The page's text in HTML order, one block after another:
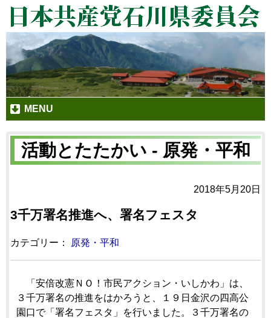
MENU
活動とたたかい - 原発・平和
2018年5月20日
3千万署名推進へ、署名フェスタ
カテゴリー： 原発・平和
「安倍改憲ＮＯ！市民アクション・いしかわ」は、
３千万署名の推進をはかろうと、１９日金沢の四高公
園口で「署名フェスタ」を行いました。３千万署名の